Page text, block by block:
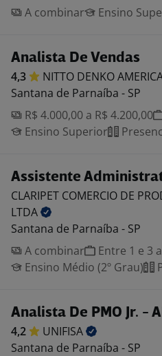
A combinar
Ensino
Analista De Vendas
4,3 NITTO DENKO
Santana de Parnaíba - SP
R$ 4.000,00 a R$ 4.200,00
Ensino Superior
Assistente
CLARIPET COMERCIO DE
LTDA
Santana de Parnaíba - SP
A combinar
Entre 1 e 3
Ensino Médio (2º Grau)
Analista De PMO Jr. -
4,2
UNIFISA
Santana de Parnaíba - SP